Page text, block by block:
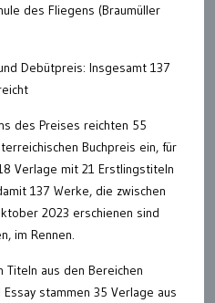
des Fliegens (Braumüller
Debütpreis: Insgesamt 137
des Preises reichten 55
Buchpreis ein, für
Verlage mit 21 Erstlingstiteln
137 Werke, die zwischen
2023 erschienen sind
im Rennen.
aus den Bereichen
stammen 35 Verlage aus